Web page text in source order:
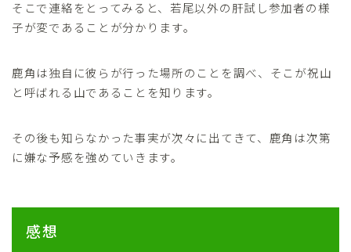
そこで連絡をとってみると、若尾以外の肝試し参加者の様
子が変であることが分かります。
鹿角は独自に彼らが行った場所のことを調べ、そこが祝山
と呼ばれる山であることを知ります。
その後も知らなかった事実が次々に出てきて、鹿角は次第
に嫌な予感を強めていきます。
感想